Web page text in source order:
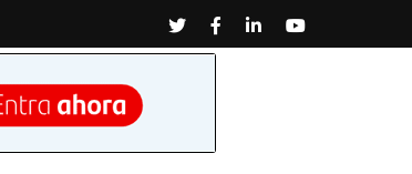
TwitterFacebook
LinkedinYoutube